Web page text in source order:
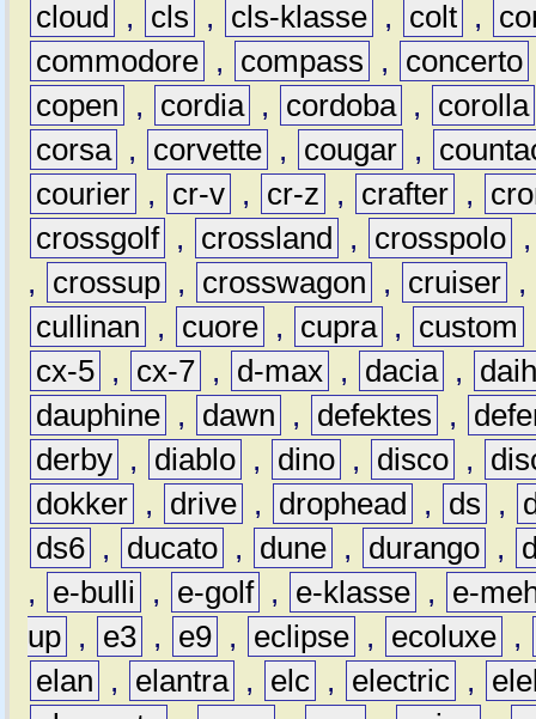
cloud
, cls , cls-klasse , colt ,
commodore , compass , concerto
copen
, cordia , cordoba ,
corolla
corsa , corvette , cougar ,
courier , cr-v , cr-z , crafter ,
crossgolf , crossland , crosspolo
,
crossup , crosswagon , cruiser ,
cullinan
, cuore , cupra , custom
cx-5 , cx-7 , d-max , dacia ,
dauphine , dawn , defektes ,
derby , diablo , dino , disco ,
dokker , drive , drophead , ds ,
ds6 , ducato , dune , durango ,
,
e-bulli , e-golf , e-klasse ,
e-
up , e3 , e9 , eclipse , ecoluxe ,
elan
, elantra , elc , electric ,